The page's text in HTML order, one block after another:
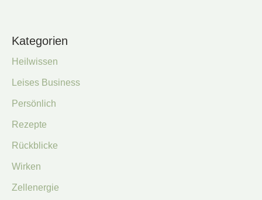
Kategorien
Heilwissen
Leises Business
Persönlich
Rezepte
Rückblicke
Wirken
Zellenergie